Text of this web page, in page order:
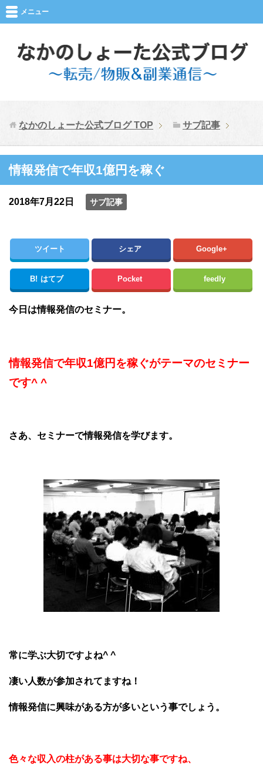
メニュー
なかのしょーた公式ブログTOP サブ記事
情報発信で年収1億円を稼ぐ
2018年7月22日 サブ記事
ツイート シェア Google+
B! はてブ Pocket feedly
今日は情報発信のセミナー。
情報発信で年収1億円を稼ぐがテーマのセミナー
です^ ^
さあ、セミナーで情報発信を学びます。
常に学ぶ大切ですよね^ ^
凄い人数が参加されてますね！
情報発信に興味がある方が多いという事でしょう。
色々な収入の柱がある事は大切な事ですね、